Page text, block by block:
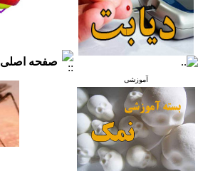
آموزشی
صفحه اصلی